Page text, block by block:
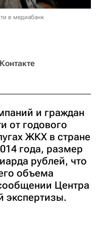
в медиабанк
и граждан
от годового
ЖКХ в стране
года, размер
рублей, что
объема
Центра
экспертизы.